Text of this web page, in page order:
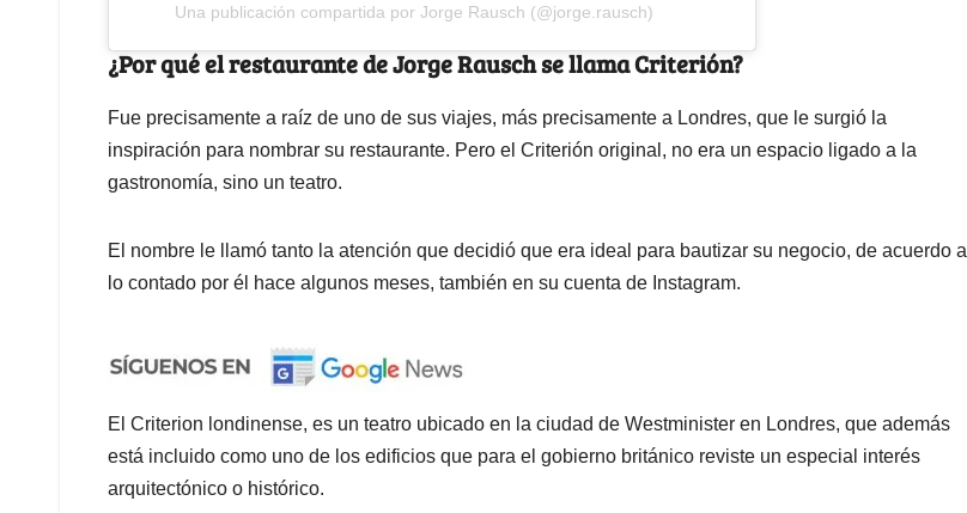
Una publicación compartida por Jorge Rausch (@jorge.rausch)
¿Por qué el restaurante de Jorge Rausch se llama Criterión?
Fue precisamente a raíz de uno de sus viajes, más precisamente a Londres, que le surgió la
inspiración para nombrar su restaurante. Pero el Criterión original, no era un espacio ligado a la
gastronomía, sino un teatro.
El nombre le llamó tanto la atención que decidió que era ideal para bautizar su negocio, de acuerdo a
lo contado por él hace algunos meses, también en su cuenta de Instagram.
El Criterion londinense, es un teatro ubicado en la ciudad de Westminister en Londres, que además
está incluido como uno de los edificios que para el gobierno británico reviste un especial interés
arquitectónico o histórico.